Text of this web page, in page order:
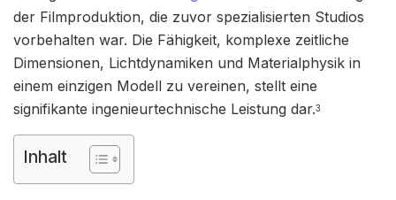
der Filmproduktion, die zuvor spezialisierten Studios
vorbehalten war. Die Fähigkeit, komplexe zeitliche
Dimensionen, Lichtdynamiken und Materialphysik in
einem einzigen Modell zu vereinen, stellt eine
signifikante ingenieurtechnische Leistung dar.3
Inhalt